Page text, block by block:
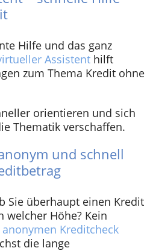
Hilfe und das ganz
Assistent hilft
zum Thema Kredit ohne
orientieren und sich
Thematik verschaffen.
und schnell
Sie überhaupt einen Kredit
welcher Höhe? Kein
anonymen Kreditcheck
die lange